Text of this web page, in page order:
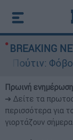
BREAKING
Φόβοι
Πρωινή
➔ Δείτε τα
περισσότερα για
γιορτάζουν σήμερα